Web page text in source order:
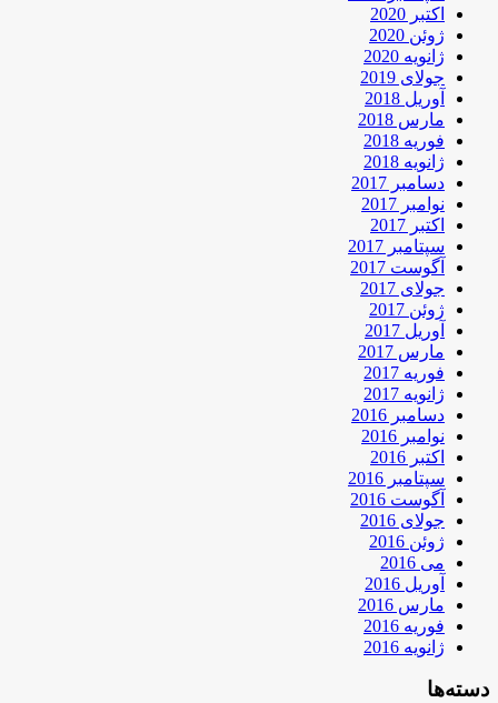
اکتبر 2020
ژوئن 2020
ژانویه 2020
جولای 2019
آوریل 2018
مارس 2018
فوریه 2018
ژانویه 2018
دسامبر 2017
نوامبر 2017
اکتبر 2017
سپتامبر 2017
آگوست 2017
جولای 2017
ژوئن 2017
آوریل 2017
مارس 2017
فوریه 2017
ژانویه 2017
دسامبر 2016
نوامبر 2016
اکتبر 2016
سپتامبر 2016
آگوست 2016
جولای 2016
ژوئن 2016
می 2016
آوریل 2016
مارس 2016
فوریه 2016
ژانویه 2016
دسته‌ها